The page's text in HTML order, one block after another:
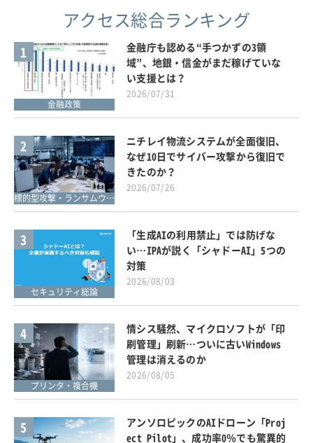
アクセス総合ランキング
1
金融政策
金融庁も認める“手つかずの3領
域”、地銀・信金がまだ稼げていな
い支援とは？
2026/07/31
2
標的型攻撃・ランサムウェア対策
ニチレイ物流システムが全面復旧、
なぜ10日でサイバー攻撃から復旧で
きたのか？
2026/07/26
3
セキュリティ総論
「生成AIの利用禁止」では防げな
い…IPAが説く「シャドーAI」5つの
対策
2026/08/03
4
プリンタ・複合機
情シス騒然、マイクロソフトが「印
刷管理」刷新…ついに古いWindows
管理は消えるのか
2026/08/05
5
アンソロピックのAIドローン「Proj
ect Pilot」、成功率0％でも驚異的